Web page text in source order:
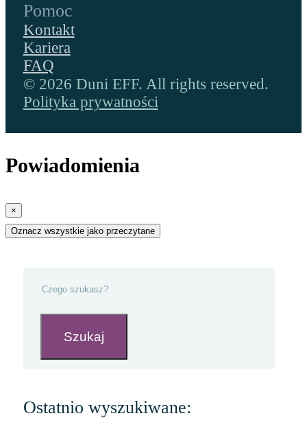
Pomoc
Kontakt
Kariera
FAQ
© 2026 Duni EFF. All rights reserved.
Polityka prywatności
Powiadomienia
×
Oznacz wszystkie jako przeczytane
Szukaj
Ostatnio wyszukiwane: